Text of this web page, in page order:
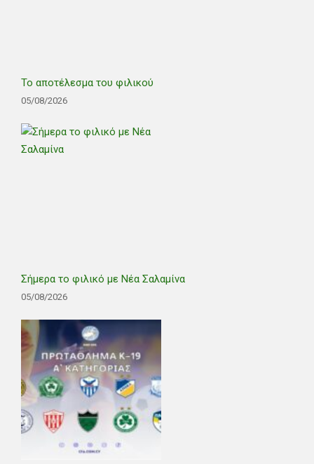
Το αποτέλεσμα του φιλικού
05/08/2026
Σήμερα το φιλικό με Νέα Σαλαμίνα
05/08/2026